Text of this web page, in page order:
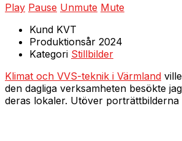
Play Pause Unmute Mute
Kund KVT
Produktionsår 2024
Kategori Stillbilder
Klimat och VVS-teknik i Värmland
den dagliga verksamheten besökte
deras lokaler. Utöver